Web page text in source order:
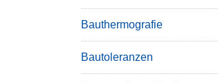
Bauthermografie
Bautoleranzen